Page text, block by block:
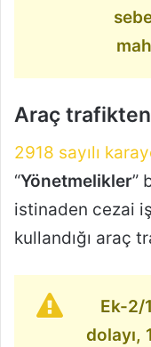
Araç
2918 sayılı
“Yönetmelikler”
istinaden cezai
kullandığı araç
Ek-2/
dolayı,